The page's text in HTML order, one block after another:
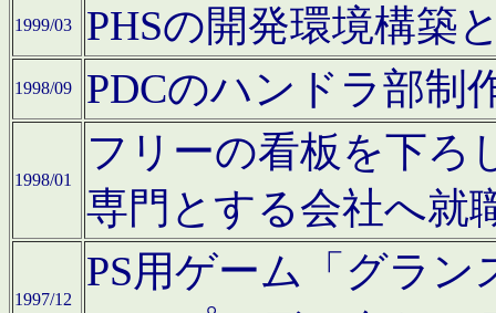
1999/03 PHSの開発環境構築
1998/09 PDCのハンドラ部制
1998/01
フリーの看板を下ろ
専門とする会社へ就
1997/12
PS用ゲーム「グラン